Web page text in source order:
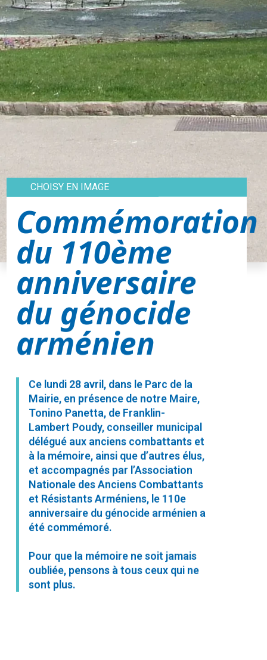
CHOISY EN IMAGE
Commémoration
du 110ème
anniversaire
du génocide
arménien
Ce lundi 28 avril, dans le Parc de la
Mairie, en présence de notre Maire,
Tonino Panetta, de Franklin-
Lambert Poudy, conseiller municipal
délégué aux anciens combattants et
à la mémoire, ainsi que d’autres élus,
et accompagnés par l’Association
Nationale des Anciens Combattants
et Résistants Arméniens, le 110e
anniversaire du génocide arménien a
été commémoré.
Pour que la mémoire ne soit jamais
oubliée, pensons à tous ceux qui ne
sont plus.